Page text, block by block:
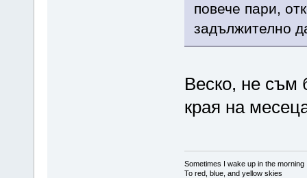
повече пари,
задължително
Веско, не съм
края на
Sometimes I wake up in the morning
To red, blue, and yellow skies